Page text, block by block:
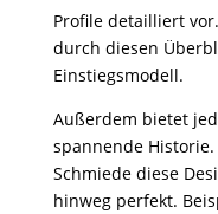
Profile detailliert
durch diesen
Einstiegsmodell.
Außerdem bietet
spannende
Schmiede diese
hinweg perfekt.